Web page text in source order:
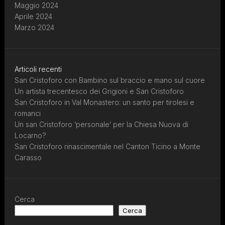
Maggio 2024
Aprile 2024
Marzo 2024
Articoli recenti
San Cristoforo con Bambino sul braccio e mano sul cuore
Un artista trecentesco dei Grigioni e San Cristoforo
San Cristoforo in Val Monastero: un santo per tirolesi e
romanci
Un san Cristoforo ‘personale’ per la Chiesa Nuova di
Locarno?
San Cristoforo rinascimentale nel Canton Ticino a Monte
Carasso
Cerca
Cerca